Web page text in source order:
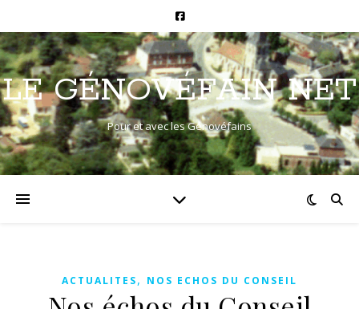
LE GÉNOVÉFAIN NET
Pour et avec les Génovéfains
ACTUALITES, NOS ECHOS DU CONSEIL